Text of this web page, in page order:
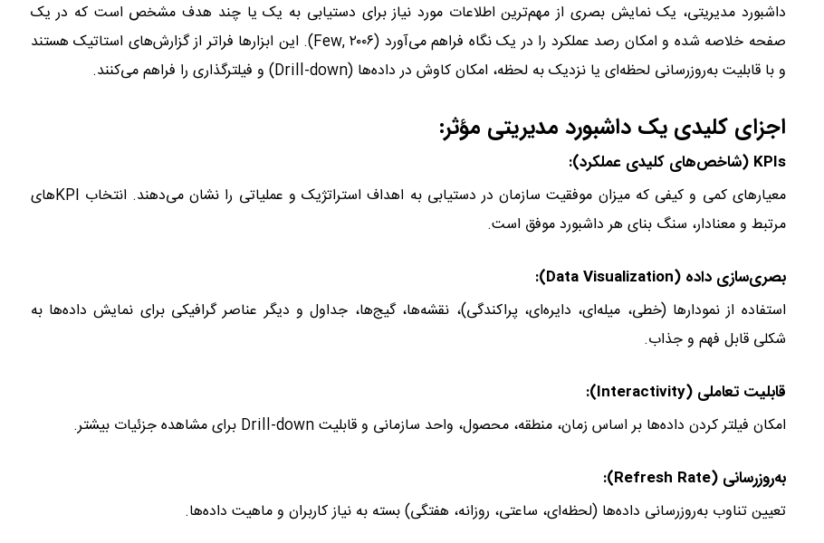
داشبورد مدیریتی، یک نمایش بصری از مهم‌ترین اطلاعات مورد نیاز برای دستیابی به یک یا چند هدف مشخص است که در یک
صفحه خلاصه شده و امکان رصد عملکرد را در یک نگاه فراهم می‌آورد (Few, ۲۰۰۶). این ابزارها فراتر از گزارش‌های استاتیک هستند
و با قابلیت به‌روزرسانی لحظه‌ای یا نزدیک به لحظه، امکان کاوش در داده‌ها (Drill-down) و فیلترگذاری را فراهم می‌کنند.
اجزای کلیدی یک داشبورد مدیریتی مؤثر:
KPIs (شاخص‌های کلیدی عملکرد):
معیارهای کمی و کیفی که میزان موفقیت سازمان در دستیابی به اهداف استراتژیک و عملیاتی را نشان می‌دهند. انتخاب KPIهای
مرتبط و معنادار، سنگ بنای هر داشبورد موفق است.
بصری‌سازی داده (Data Visualization):
استفاده از نمودارها (خطی، میله‌ای، دایره‌ای، پراکندگی)، نقشه‌ها، گیج‌ها، جداول و دیگر عناصر گرافیکی برای نمایش داده‌ها به
شکلی قابل فهم و جذاب.
قابلیت تعاملی (Interactivity):
امکان فیلتر کردن داده‌ها بر اساس زمان، منطقه، محصول، واحد سازمانی و قابلیت Drill-down برای مشاهده جزئیات بیشتر.
به‌روزرسانی (Refresh Rate):
تعیین تناوب به‌روزرسانی داده‌ها (لحظه‌ای، ساعتی، روزانه، هفتگی) بسته به نیاز کاربران و ماهیت داده‌ها.